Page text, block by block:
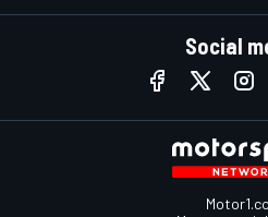
Social